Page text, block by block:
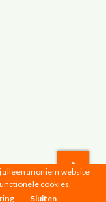
alleen anoniem website
cookies,
Sluiten